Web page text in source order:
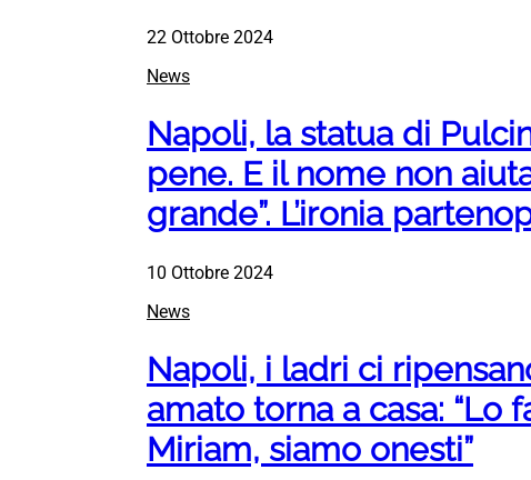
22 Ottobre 2024
News
Napoli, la statua di
pene. E il nome non aiuta
grande”. L’ironia
10 Ottobre 2024
News
Napoli, i ladri ci
amato torna a casa: “Lo
Miriam, siamo onesti”